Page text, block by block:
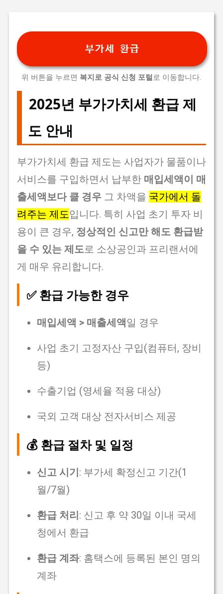
부가세 환급
위 버튼을 누르면 복지로 공식 신청 포털 로 이동합니다.
2025년 부가가치세 환급 제
도 안내
부가가치세 환급 제도는 사업자가 물품이나
서비스를 구입하면서 납부한 매입세액이 매
출세액보다 클 경우그 차액을 국가에서 돌
려주는 제도입니다. 특히 사업 초기 투자 비
용이 큰 경우, 정상적인 신고만 해도 환급받
을 수 있는 제도로 소상공인과 프리랜서에
게 매우 유리합니다.
✅ 환급 가능한 경우
매입세액 > 매출세액일 경우
사업 초기 고정자산 구입(컴퓨터, 장비
등)
수출기업 (영세율 적용 대상)
국외 고객 대상 전자서비스 제공
💰 환급 절차 및 일정
신고 시기: 부가세 확정신고 기간(1
월/7월)
환급 처리: 신고 후 약 30일 이내 국세
청에서 환급
환급 계좌: 홈택스에 등록된 본인 명의
계좌